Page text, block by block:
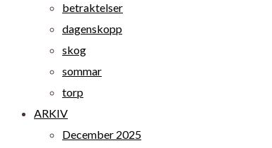
betraktelser
dagenskopp
skog
sommar
torp
ARKIV
December 2025